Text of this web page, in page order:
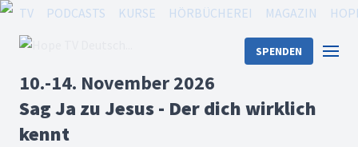
TV PODCASTS KURSE HÖRBÜCHEREI MAGAZIN
SPENDEN
10.-14. November 2026
Sag Ja zu Jesus - Der dich wirklich
kennt